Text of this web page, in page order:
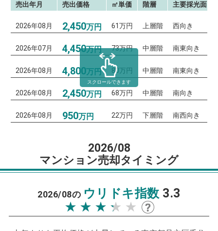
売出年月 売出価格 ㎡単価 階層 主要採光面
2026年08月 2,450万円 61万円 上層階 西向き
2026年07月 4,450万円 73万円 中層階 南東向き
2026年08月 4,800万円 80万円 中層階 南東向き
2026年08月 2,450万円 68万円 中層階 南向き
2026年08月 950万円 22万円 下層階 南西向き
スクロールできます
2026/08
マンション売却タイミング
2026/08の ウリドキ指数 3.3
★★★★★
★★★★★